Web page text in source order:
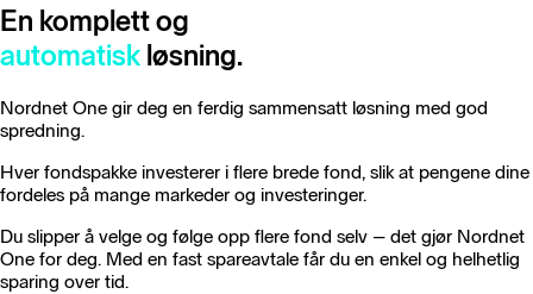
En komplett og
automatisk løsning.
Nordnet One gir deg en ferdig sammensatt løsning med god
spredning.
Hver fondspakke investerer i flere brede fond, slik at pengene dine
fordeles på mange markeder og investeringer.
Du slipper å velge og følge opp flere fond selv – det gjør Nordnet
One for deg. Med en fast spareavtale får du en enkel og helhetlig
sparing over tid.